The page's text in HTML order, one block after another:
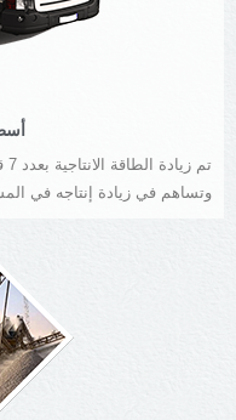
وتساهم في زيادة إنتاجه في